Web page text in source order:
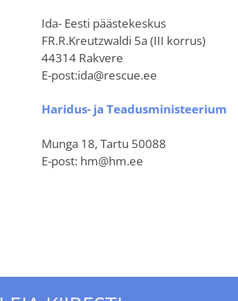
Ida- Eesti päästekeskus
FR.R.Kreutzwaldi 5a (III korrus)
44314 Rakvere
E-post:ida@rescue.ee
Haridus- ja Teadusministeerium
Munga 18, Tartu 50088
E-post: hm@hm.ee